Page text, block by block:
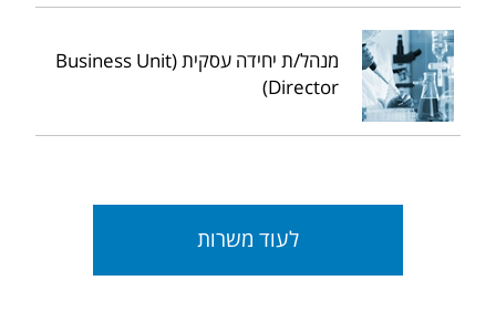
מנהל/ת יחידה עסקית (Business Unit
Director)
לעוד משרות